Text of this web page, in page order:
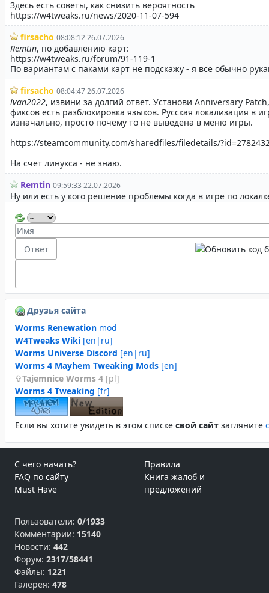
Друзья сайта
Worms Renewation mod
W4Tweaks Wiki [en|ru]
Worms Universe Discord [en|ru]
Worms 4 Mayhem Tweaking Mods [en]
Tajemnice Worms 4 [pl]
Worms 4 Tweaking [fr]
Если вы хотите увидеть в этом спиcке свой сайт загляните
С чего начать?
FAQ по сайту
Must Have
Правила
Книга жалоб и
предложений
Пользователи: 0/1933
Комментарии: 15140
Новости: 442
Форум: 2317/58441
Файлы: 1221
Галерея: 478